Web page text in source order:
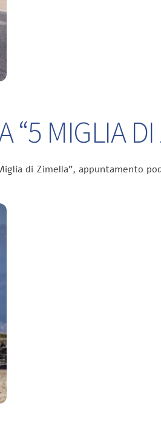
“5 MIGLIA
di Zimella”, appuntamento